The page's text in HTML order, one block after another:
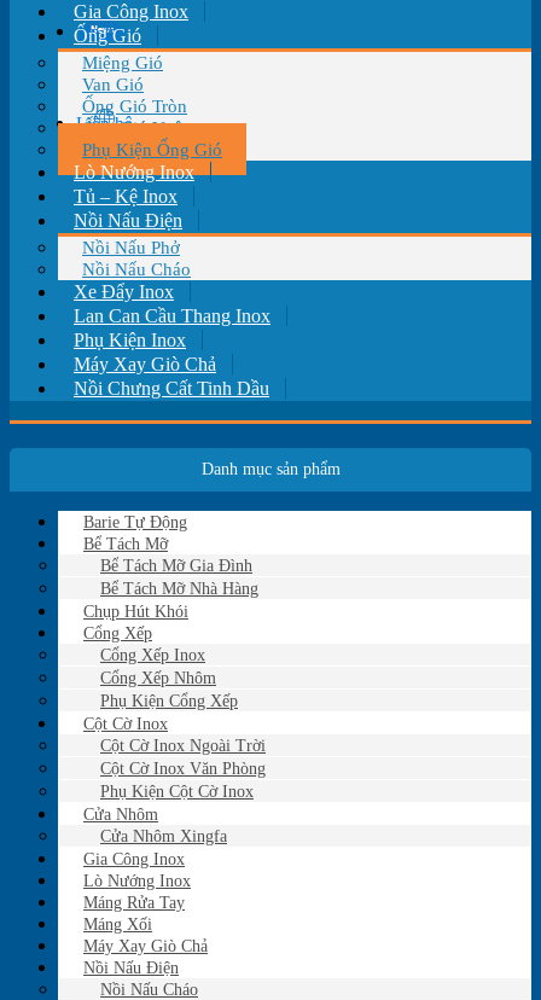
Tin tức
Liên hệ
Gia Công Inox
Ống Gió
Miệng Gió
Van Gió
Ống Gió Tròn
Ống Gió Vuông
Phụ Kiện Ống Gió
Lò Nướng Inox
Tủ – Kệ Inox
Nồi Nấu Điện
Nồi Nấu Phở
Nồi Nấu Cháo
Xe Đẩy Inox
Lan Can Cầu Thang Inox
Phụ Kiện Inox
Máy Xay Giò Chả
Nồi Chưng Cất Tinh Dầu
Danh mục sản phẩm
Barie Tự Động
Bể Tách Mỡ
Bể Tách Mỡ Gia Đình
Bể Tách Mỡ Nhà Hàng
Chụp Hút Khói
Cổng Xếp
Cổng Xếp Inox
Cổng Xếp Nhôm
Phụ Kiện Cổng Xếp
Cột Cờ Inox
Cột Cờ Inox Ngoài Trời
Cột Cờ Inox Văn Phòng
Phụ Kiện Cột Cờ Inox
Cửa Nhôm
Cửa Nhôm Xingfa
Gia Công Inox
Lò Nướng Inox
Máng Rửa Tay
Máng Xối
Máy Xay Giò Chả
Nồi Nấu Điện
Nồi Nấu Cháo